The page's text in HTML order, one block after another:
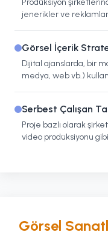
Prodüksiyon
jenerikler ve
Görsel İçerik
Dijital ajanslarda, bir
medya, web vb.)
Serbest Çalışan
Proje bazlı olarak
video prodüksiyonu
Görsel